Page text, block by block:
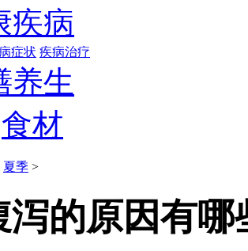
疾病
症状 疾病治疗
养生
食材
夏季 >
泻的原因有